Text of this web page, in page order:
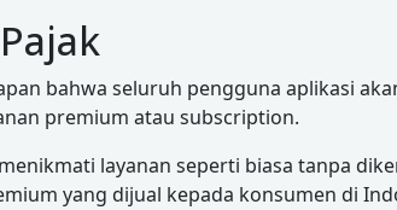
bahwa seluruh pengguna aplikasi
premium atau subscription.
layanan seperti biasa tanpa
yang dijual kepada konsumen di